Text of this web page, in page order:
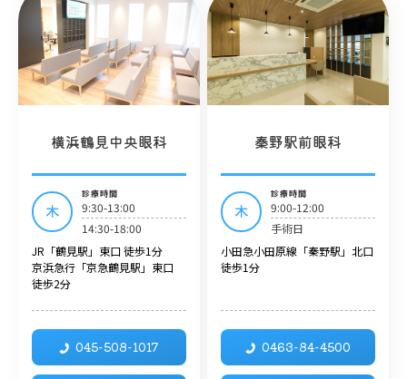
横浜鶴見中央眼科
木
診療時間
9:30-13:00
14:30-18:00
JR「鶴見駅」東口 徒歩1分
京浜急行「京急鶴見駅」東口
徒歩2分
045-508-1017
秦野駅前眼科
木
診療時間
9:00-12:00
手術日
小田急小田原線「秦野駅」北口
徒歩1分
0463-84-4500